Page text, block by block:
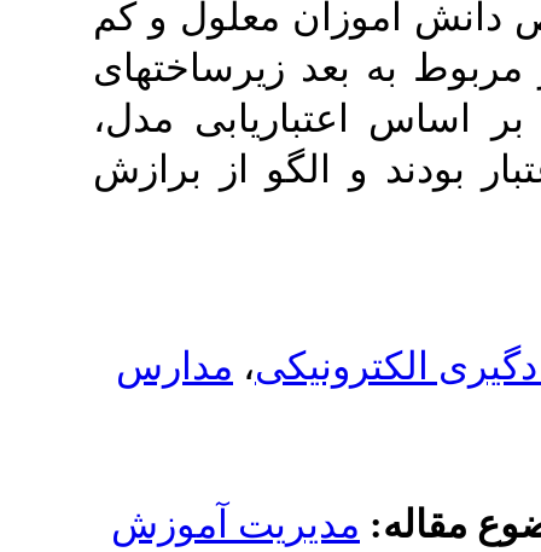
معلول و کم
زیرساختهای
مدل،
الگو از برازش
مدارس
آموزش